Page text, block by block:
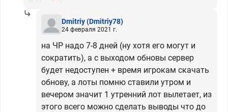
Dmitriy(Dmitriy78)
24 февраля 2021 г.
на ЧР надо 7-8 дней (ну хотя его могут и
сократить), а с выходом обновы сервер
будет недоступен + время игрокам скачать
обнову, а лоты помню ставили утром и
вечером значит 1 утренний лот вылетает, из
этого всего можно сделать выводы что до